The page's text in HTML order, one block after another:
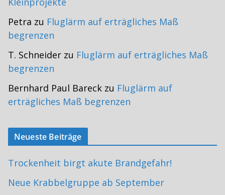
Petra zu Fluglärm auf erträgliches Maß
begrenzen
T. Schneider zu Fluglärm auf erträgliches Maß
begrenzen
Bernhard Paul Bareck zu Fluglärm auf
erträgliches Maß begrenzen
Neueste Beiträge
Trockenheit birgt akute Brandgefahr!
Neue Krabbelgruppe ab September